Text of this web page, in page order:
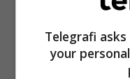
Telegrafi
your